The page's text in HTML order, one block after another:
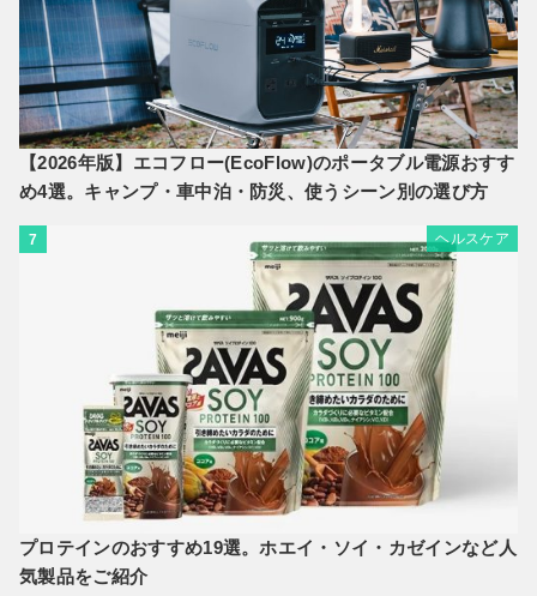
【2026年版】エコフロー(EcoFlow)のポータブル電源おすす
め4選。キャンプ・車中泊・防災、使うシーン別の選び方
7 ヘルスケア
プロテインのおすすめ19選。ホエイ・ソイ・カゼインなど人
気製品をご紹介